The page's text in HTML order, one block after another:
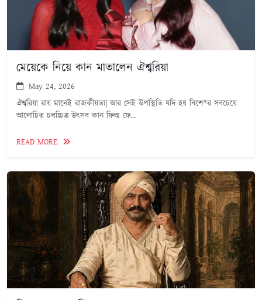
মেয়েকে নিয়ে কান মাতালেন ঐশ্বরিয়া
May 24, 2026
ঐশ্বরিয়া রায় মানেই রাজকীয়তা| আর সেই উপস্থিতি যদি হয় বিশে^র সবচেয়ে
আলোচিত চলচ্চিত্র উৎসব কান ফিল্ম ফে...
READ MORE